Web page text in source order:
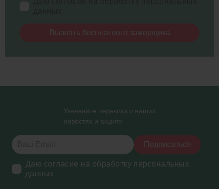
Вызвать бесплатного замерщика
Узнавайте первыми о наших
новостях и акциях
Подписаться
Даю согласие на обработку персональных
данных